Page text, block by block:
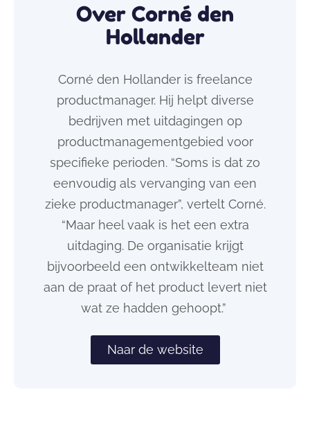
Over Corné den
Hollander
Corné den Hollander is freelance
productmanager. Hij helpt diverse
bedrijven met uitdagingen op
productmanagementgebied voor
specifieke perioden. “Soms is dat zo
eenvoudig als vervanging van een
zieke productmanager”, vertelt Corné.
“Maar heel vaak is het een extra
uitdaging. De organisatie krijgt
bijvoorbeeld een ontwikkelteam niet
aan de praat of het product levert niet
wat ze hadden gehoopt.”
Naar de website